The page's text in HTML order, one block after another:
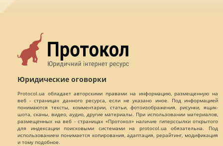
Юридические оговорки
Protocol.ua обладает авторскими правами на информацию, размещенную на
веб - страницах данного ресурса, если не указано иное. Под информацией
понимаются тексты, комментарии, статьи, фотоизображения, рисунки, ящик-
шота, сканы, видео, аудио, другие материалы. При использовании материалов,
размещенных на веб - страницах «Протокол» наличие гиперссылки открытого
для индексации поисковыми системами на protocol.ua обязательна. Под
использованием понимается копирования, адаптация, рерайтинг, модификация
и тому подобное.